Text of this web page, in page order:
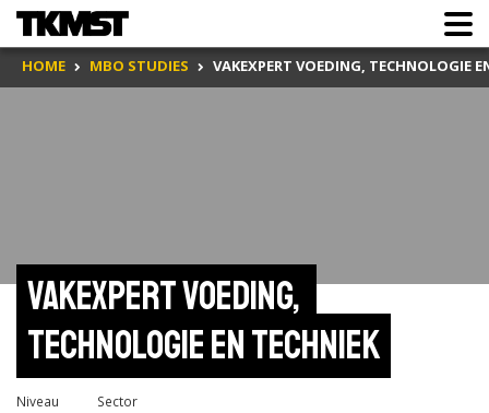
HOME MBO STUDIES VAKEXPERT VOEDING, TECHNOLOGIE
Vakexpert voeding,
technologie en techniek
Niveau Sector